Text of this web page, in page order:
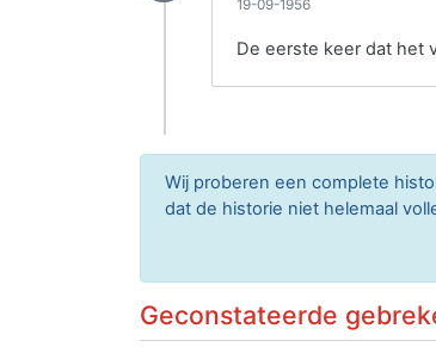
19-09-1956
De eerste keer dat het
Wij proberen een complete
dat de historie niet helemaal
Geconstateerde